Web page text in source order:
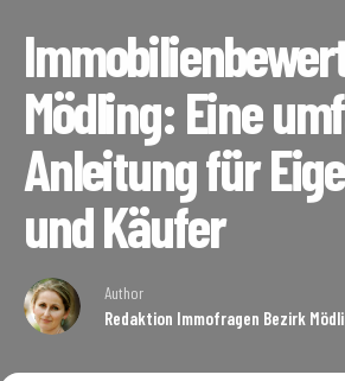
Mödling: Eine
Anleitung für
und Käufer
Author
Redaktion Immofragen Bezirk